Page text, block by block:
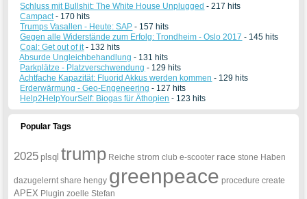
Schluss mit Bullshit: The White House Unplugged - 217 hits
Campact - 170 hits
Trumps Vasallen - Heute: SAP - 157 hits
Gegen alle Widerstände zum Erfolg: Trondheim - Oslo 2017 - 145 hits
Coal: Get out of it - 132 hits
Absurde Ungleichbehandlung - 131 hits
Parkplätze - Platzverschwendung - 129 hits
Achtfache Kapazität: Fluorid Akkus werden kommen - 129 hits
Erderwärmung - Geo-Engeneering - 127 hits
Help2HelpYourSelf: Biogas für Äthopien - 123 hits
Popular Tags
2025 plsql trump Reiche strom club e-scooter race stone Haben
dazugelernt share hengy greenpeace procedure create
APEX Plugin zoelle Stefan